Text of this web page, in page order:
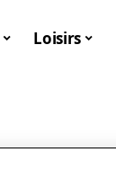
Loisirs